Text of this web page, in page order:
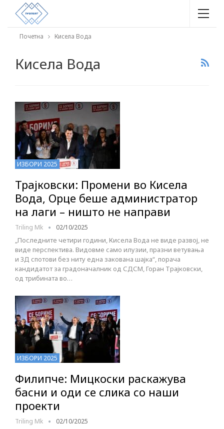
Почетна Кисела Вода
Кисела Вода
ИЗБОРИ 2025
Трајковски: Промени во Кисела
Вода, Орце беше администратор
на лаги – ништо не направи
Triling Mk 02/10/2025
„Последните четири години, Кисела Вода не виде развој, не
виде перспектива. Видовме само илузии, празни ветувања
и 3Д спотови без ниту една закована шајка“, порача
кандидатот за градоначалник од СДСМ, Горан Трајковски,
од трибината во…
ИЗБОРИ 2025
Филипче: Мицкоски раскажува
басни и оди се слика со наши
проекти
Triling Mk 02/10/2025